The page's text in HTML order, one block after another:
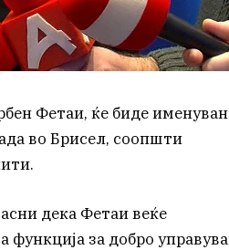
Фетаи, ќе биде именуван
во Брисел, соопшти
дека Фетаи веќе
функција за добро